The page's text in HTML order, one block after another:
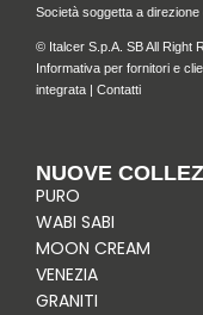
Società soggetta a direzione
© Italcer S.p.A. SB All Right
Informativa per fornitori e
integrata | Contatti
NUOVE
PURO
WABI SABI
MOON CREAM
VENEZIA
GRANITI